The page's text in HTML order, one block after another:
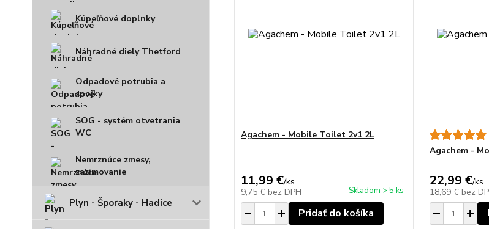
Kúpeľňové doplnky
Náhradné diely Thetford
Odpadové potrubia a
spojky
SOG - systém otvetrania
WC
Nemrznúce zmesy,
zazimovanie
Plyn - Šporaky - Hadice
Agachem - Mobile Toilet 2v1 2L
11,99 €/ks
9,75 € bez DPH Skladom > 5 ks
Pridať do košíka
Agachem -
22,99 €/ks
18,69 € bez